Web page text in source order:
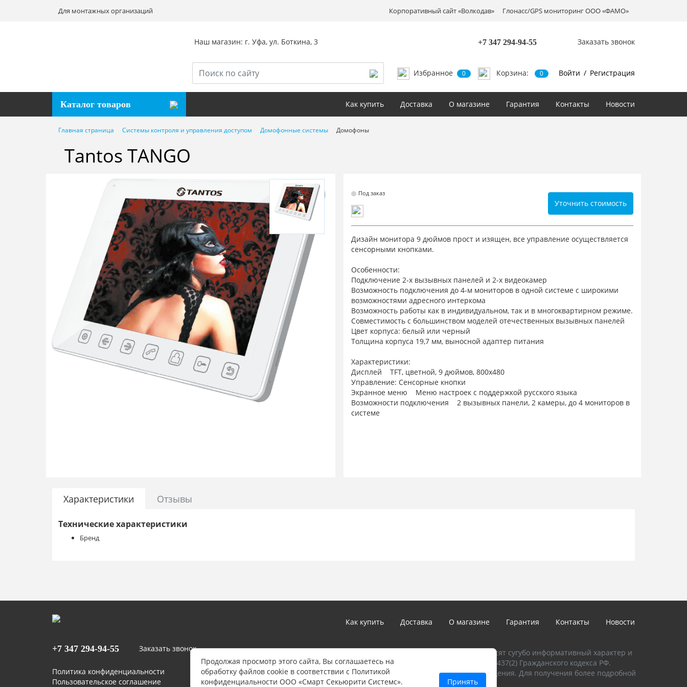
Для монтажных организаций Корпоративный сайт «Волкодав» Глонасс/GPS мониторинг ООО «ФАМО»
Наш магазин: г. Уфа, ул. Боткина, 3
Избранное 0
+7 347294-94-55
Корзина: 0
Заказать звонок
Войти /Регистрация
Каталог товаров Как купить Доставка О магазине Гарантия Контакты Новости
Главная страница Системы контроля и управления доступом Домофонные системы Домофоны
Tantos TANGO
Под заказ
Уточнить стоимость
Дизайн монитора 9 дюймов прост и изящен, все управление осуществляется
сенсорными кнопками.
Особенности:
Подключение 2-х вызывных панелей и 2-х видеокамер
Возможность подключения до 4-м мониторов в одной системе с широкими
возможностями адресного интеркома
Возможность работы как в индивидуальном, так и в многоквартирном режиме.
Совместимость с большинством моделей отечественных вызывных панелей
Цвет корпуса: белый или черный
Толщина корпуса 19,7 мм, выносной адаптер питания
Характеристики:
Дисплей TFT, цветной, 9 дюймов, 800х480
Управление: Сенсорные кнопки
Экранное меню Меню настроек с поддержкой русского языка
Возможности подключения 2 вызывных панели, 2 камеры, до 4 мониторов в
системе
Рабочая температура От 0 до +40 град.С
Рабочая влажность 0-95%
Вес 570 г
Характеристики Отзывы
Технические характеристики
Бренд
Как купить Доставка О магазине Гарантия Контакты Новости
+7 347 294-94-55 Заказать звонок
Политика конфиденциальности
Пользовательское соглашение
*Цены и технические характеристики, представленные в каталоге, носят сугубо информативный характер и
не являются публичной офертой, определяемой положениями Статьи 437(2) Гражданского кодекса РФ.
Указанные цены могут быть изменены в любое время без предупреждения. Для получения более подробной
информации звоните нам по телефону: 8 (347) 246-90-22
Продолжая просмотр этого сайта, Вы соглашаетесь на
обработку файлов cookie в соответствии с Политикой
конфиденциальности ООО «Смарт Секьюрити Системс».
Принять